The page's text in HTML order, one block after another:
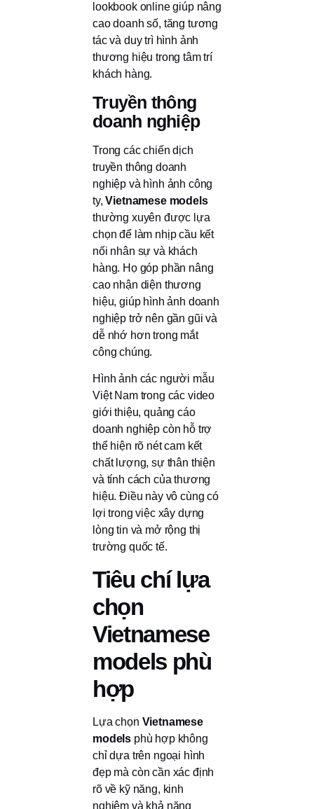
lookbook online giúp nâng
cao doanh số, tăng tương
tác và duy trì hình ảnh
thương hiệu trong tâm trí
khách hàng.
Truyền thông
doanh nghiệp
Trong các chiến dịch
truyền thông doanh
nghiệp và hình ảnh công
ty,Vietnamese models
thường xuyên được lựa
chọn để làm nhịp cầu kết
nối nhân sự và khách
hàng. Họ góp phần nâng
cao nhận diện thương
hiệu, giúp hình ảnh doanh
nghiệp trở nên gần gũi và
dễ nhớ hơn trong mắt
công chúng.
Hình ảnh các người mẫu
Việt Nam trong các video
giới thiệu, quảng cáo
doanh nghiệp còn hỗ trợ
thể hiện rõ nét cam kết
chất lượng, sự thân thiện
và tính cách của thương
hiệu. Điều này vô cùng có
lợi trong việc xây dựng
lòng tin và mở rộng thị
trường quốc tế.
Tiêu chí lựa
chọn
Vietnamese
models phù
hợp
Lựa chọn Vietnamese
models phù hợp không
chỉ dựa trên ngoại hình
đẹp mà còn cần xác định
rõ về kỹ năng, kinh
nghiệm và khả năng